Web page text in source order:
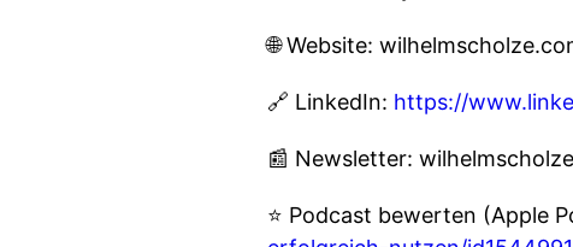
🌐 Website:
🔗 LinkedIn: https://
📰 Newsletter:
⭐ Podcast bewerten (Apple